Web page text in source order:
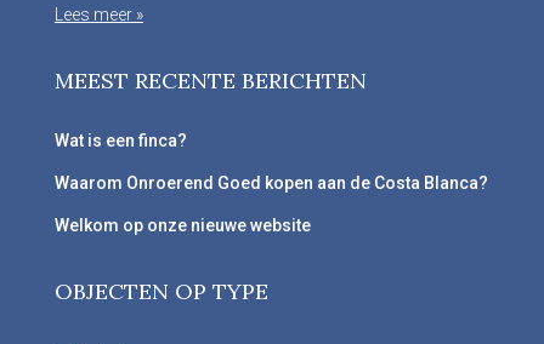
Lees meer »
MEEST RECENTE BERICHTEN
Wat is een finca?
Waarom Onroerend Goed kopen aan de Costa Blanca?
Welkom op onze nieuwe website
OBJECTEN OP TYPE